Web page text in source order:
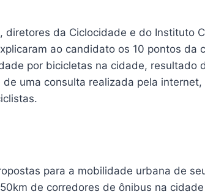
diretores da Ciclocidade e do Instituto
ao candidato os 10 pontos da
por bicicletas na cidade, resultado
uma consulta realizada pela internet,
para a mobilidade urbana de
de corredores de ônibus na